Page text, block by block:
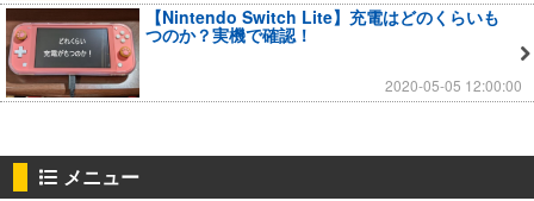
【Nintendo Switch Lite】充電はどのくらいも
つのか？実機で確認！
2020-05-05 12:00:00
メニュー